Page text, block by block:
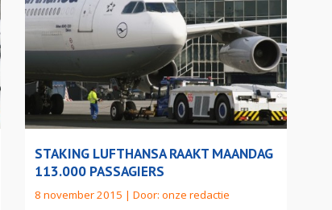
STAKING LUFTHANSA RAAKT MAANDAG
113.000 PASSAGIERS
8 november 2015 | Door: onze redactie